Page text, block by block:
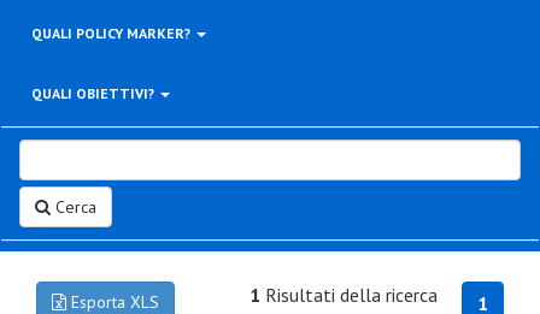
QUALI POLICY MARKER?
QUALI OBIETTIVI?
Cerca
Esporta XLS 1
1 Risultati della ricerca